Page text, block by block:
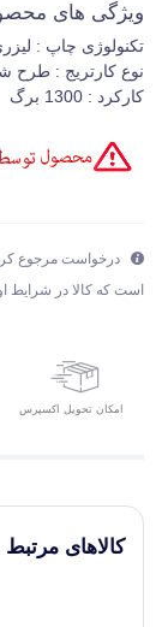
ویژگی های
تکنولوژی چاپ :
نوع کارتریج : طرح
کارکرد : 1300 برگ
درخواست مرجوع
است که کالا در شرایط
امکان تحویل اکسپرس
کالاهای مرتبط